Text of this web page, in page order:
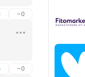
–0
–0